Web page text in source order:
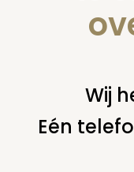
U bent hier: home
kerstoverdenking
Wij
Eén